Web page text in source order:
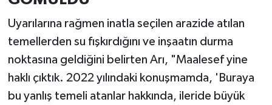
Uyarılarına rağmen inatla seçilen arazide atılan
temellerden su fışkırdığını ve inşaatın durma
noktasına geldiğini belirten Arı, "Maalesef yine
haklı çıktık. 2022 yılındaki konuşmamda, 'Buraya
bu yanlış temeli atanlar hakkında, ileride büyük